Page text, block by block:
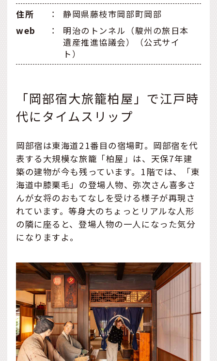
住所
：
静岡県藤枝市岡部町岡部
web
：
明治のトンネル（駿州の旅日本
遺産推進協議会）（公式サイ
ト）
「岡部宿大旅籠柏屋」で江戸時
代にタイムスリップ
岡部宿は東海道21番目の宿場町。岡部宿を代
表する大規模な旅籠「柏屋」は、天保7年建
築の建物が今も残っています。1階では、「東
海道中膝栗毛」の登場人物、弥次さん喜多さ
んが女将のおもてなしを受ける様子が再現さ
れています。等身大のちょっとリアルな人形
の隣に座ると、登場人物の一人になった気分
になりますよ。